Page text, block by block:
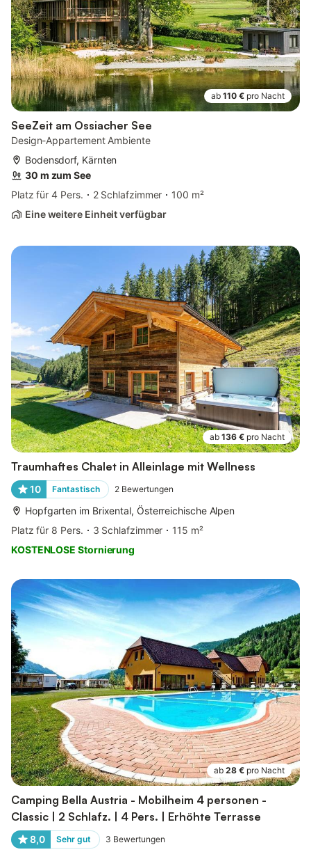
ab 110 € pro Nacht
SeeZeit am Ossiacher See
Design-Appartement Ambiente
Bodensdorf, Kärnten
30 m zum See
Platz für 4 Pers.
2 Schlafzimmer
100 m²
Eine weitere Einheit verfügbar
ab 136 € pro Nacht
Traumhaftes Chalet in Alleinlage mit Wellness
10 Fantastisch 2 Bewertungen
Hopfgarten im Brixental, Österreichische Alpen
Platz für 8 Pers.
3 Schlafzimmer
115 m²
KOSTENLOSE Stornierung
ab 28 € pro Nacht
Camping Bella Austria - Mobilheim 4 personen -
Classic | 2 Schlafz. | 4 Pers. | Erhöhte Terrasse
8,0 Sehr gut 3 Bewertungen